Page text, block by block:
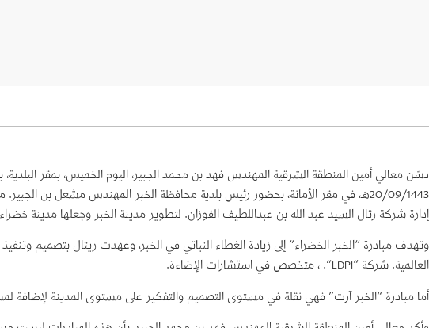
دشن معالي أمين المنطقة الشرقية المهندس فهد بن محمد الجبير، اليوم الخميس، بمقر
20/09/1443هـ، في مقر الأمانة، بحضور رئيس بلدية محافظة الخبر المهندس مشعل بن
إدارة شركة رتال السيد عبد الله بن عبداللطيف الفوزان. لتطوير مدينة الخبر وجعلها مدينة
وتهدف مبادرة “الخبر الخضراء” إلى زيادة الغطاء النباتي في الخبر، وعهدت ريتال بتصميم
العالمية. شركة “LDPI”. ، متخصص في استشارات الإضاءة.
أما مبادرة “الخبر آرت” فهي نقلة في مستوى التصميم والتفكير على مستوى المدينة لإضافة